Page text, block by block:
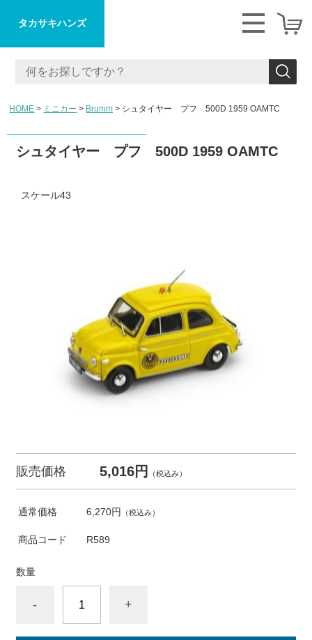
タカサキハンズ
HOME ミニカー Brumm シュタイヤー プフ 500D 1959 OAMTC
シュタイヤー プフ 500D 1959 OAMTC
スケール43
販売価格 5,016円 （税込み）
通常価格 6,270円 （税込み）
商品コード R589
数量
- +